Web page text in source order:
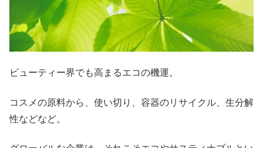
ビューティー界でも高まるエコの機運。
コスメの原料から、使い切り、容器のリサイクル、生分解
性などなど。